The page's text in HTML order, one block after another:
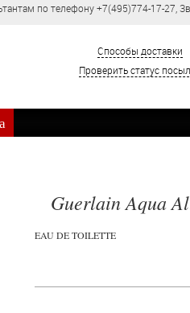
+7(495)774-17-27, Звонок по
Способы доставки
Проверить статус
Guerlain Aqua
EAU DE TOILETTE